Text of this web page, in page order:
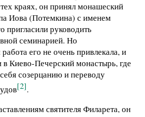
краях, он принял монашеский
Иова (Потемкина) с именем
пригласили руководить
семинарией. Но
его не очень привлекала, и
в Киево-Печерский монастырь, где
созерцанию и переводу
[2].
святителя Филарета, он